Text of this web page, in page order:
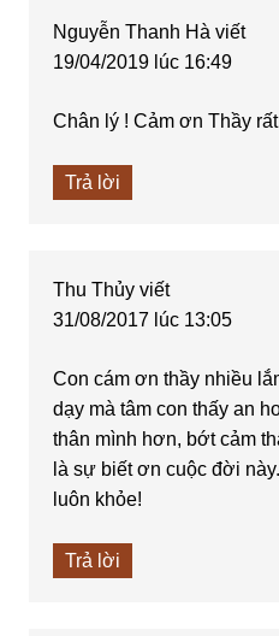
Nguyễn Thanh Hà viết
19/04/2019 lúc 16:49
Chân lý ! Cảm ơn Thầy
Trả lời
Thu Thủy viết
31/08/2017 lúc 13:05
Con cám ơn thầy nhiều
dạy mà tâm con thấy an
thân mình hơn, bớt cảm
là sự biết ơn cuộc đời
luôn khỏe!
Trả lời